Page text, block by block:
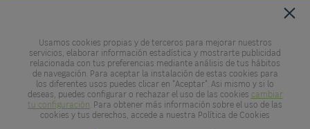
Leroy Merlin
Empresa
Empleo
Noticias
Usamos cookies propias y de terceros para mejorar nuestros
servicios, elaborar información estadística y mostrarte publicidad
relacionada con tus preferencias mediante análisis de tus hábitos
de navegación. Para aceptar la instalación de estas cookies para
los diferentes usos puedes clicar en "Aceptar". Asi mismo y si lo
deseas, puedes configurar o rechazar el uso de las cookies cambiar
tu configuración . Para obtener más información sobre el uso de las
cookies y tus derechos, accede a nuestra Política de Cookies